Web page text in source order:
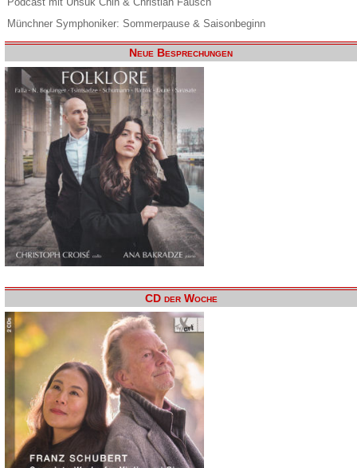
Münchner Symphoniker: Sommerpause & Saisonbeginn
Neue Besprechungen
CD der Woche